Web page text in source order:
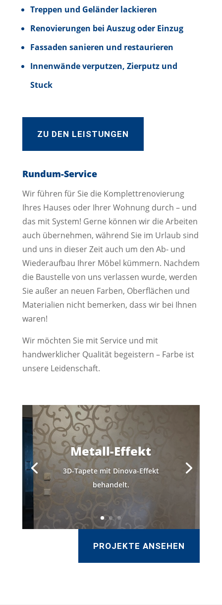
Treppen und Geländer lackieren
Renovierungen bei Auszug oder Einzug
Fassaden sanieren und restaurieren
Innenwände verputzen, Zierputz und
Stuck
ZU DEN LEISTUNGEN
Rundum-Service
Wir führen für Sie die Komplettrenovierung
Ihres Hauses oder Ihrer Wohnung durch – und
das mit System! Gerne können wir die Arbeiten
auch übernehmen, während Sie im Urlaub sind
und uns in dieser Zeit auch um den Ab- und
Wiederaufbau Ihrer Möbel kümmern. Nachdem
die Baustelle von uns verlassen wurde, werden
Sie außer an neuen Farben, Oberflächen und
Materialien nicht bemerken, dass wir bei Ihnen
waren!
Wir möchten Sie mit Service und mit
handwerklicher Qualität begeistern – Farbe ist
unsere Leidenschaft.
Metall-Effekt
3D-Tapete mit Dinova-Effekt
behandelt.
PROJEKTE ANSEHEN